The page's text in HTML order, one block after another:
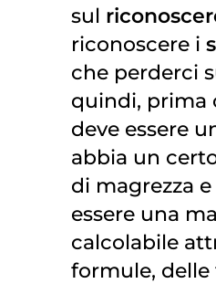
sul
riconoscere i
che perderci
quindi, prima
deve essere
abbia un
di magrezza
essere una
calcolabile
formule, delle